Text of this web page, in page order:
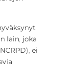
lain, joka
ei